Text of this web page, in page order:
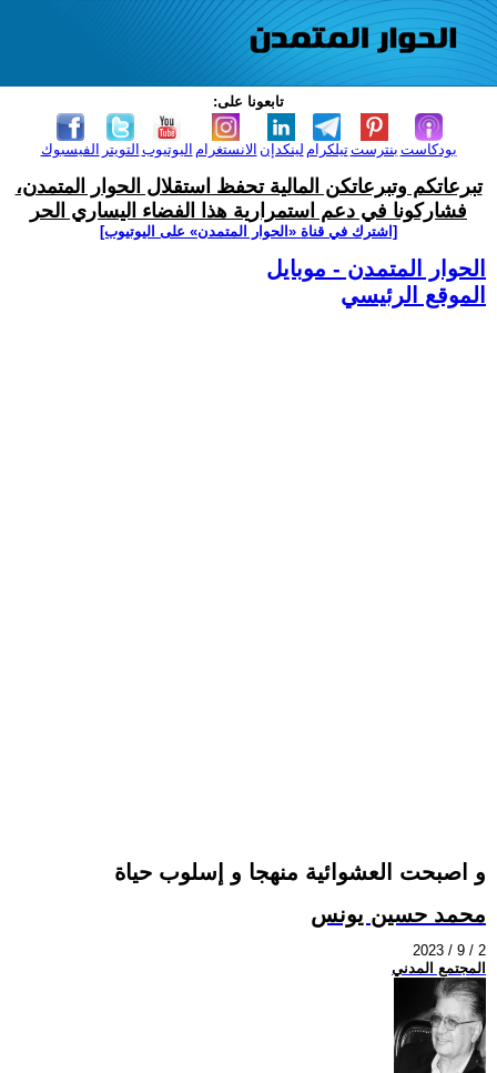
تابعونا على:
الفيسبوك التويتر اليوتيوب الانستغرام لينكدإن تيلكرامبنترست بودكاست
تبرعاتكم وتبرعاتكن المالية تحفظ استقلال الحوار المتمدن،
فشاركونا في دعم استمرارية هذا الفضاء اليساري الحر
[اشترك في قناة ‫«الحوار المتمدن» على اليوتيوب]
الحوار المتمدن - موبايل
الموقع الرئيسي
و اصبحت العشوائية منهجا و إسلوب حياة
محمد حسين يونس
2023 / 9 / 2
المجتمع المدني